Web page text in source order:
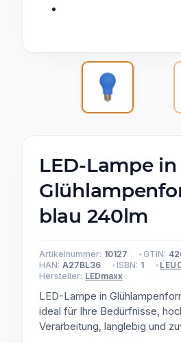
LED-Lampe in
blau 240lm
Artikelnummer: 10127 GTIN:
HAN: A27BL36 ISBN: 1
Hersteller: LEDmaxx
LED-Lampe in
ideal für Ihre Bedürfnisse,
Verarbeitung, langlebig und